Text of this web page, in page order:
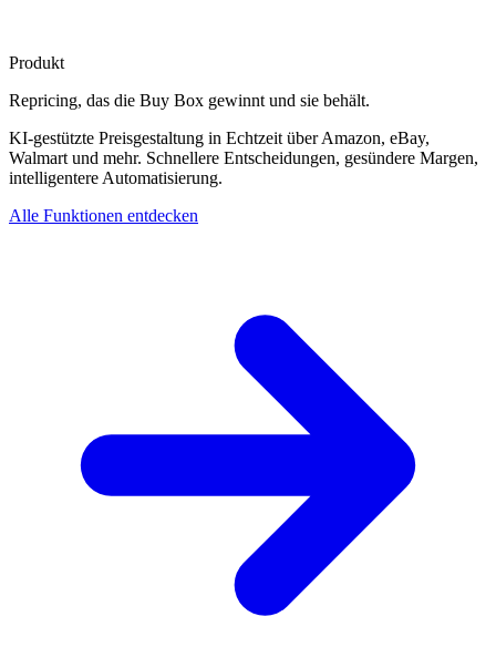
Produkt
Repricing, das die Buy Box gewinnt und sie behält.
KI-gestützte Preisgestaltung in Echtzeit über Amazon, eBay,
Walmart und mehr. Schnellere Entscheidungen, gesündere Margen,
intelligentere Automatisierung.
Alle Funktionen entdecken